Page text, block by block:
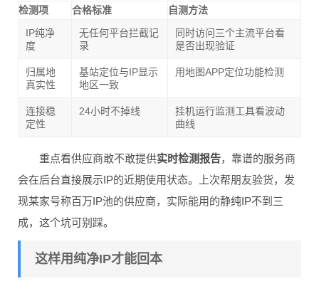
检测项 合格标准
自测方法
IP纯净
度
无任何平台拦截记
录
同时访问三个主流平台看
是否出现验证
归属地
真实性
基站定位与IP显示
地区一致
用地图APP定位功能检测
连接稳
定性
24小时不掉线
挂机运行监测工具看波动
曲线
重点看供应商敢不敢提供实时检测报告，靠谱的服务商
会在后台直接展示IP的近期使用状态。上次帮朋友验货，发
现某家号称百万IP池的供应商，实际能用的静纯IP不到三
成，这个坑可别踩。
这样用纯净IP才能回本